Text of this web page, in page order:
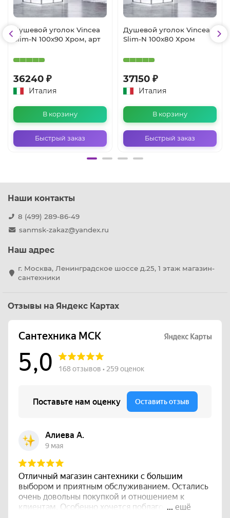
Душевой уголок Vincea
Slim-N 100x90 Хром, арт
36240 ₽
Италия
В корзину
Быстрый заказ
Душевой уголок Vincea
Slim-N 100x80 Хром
37150 ₽
Италия
В корзину
Быстрый заказ
Наши контакты
8 (499) 289-86-49
sanmsk-zakaz@yandex.ru
Наш адрес
г. Москва, Ленинградское шоссе д.25, 1 этаж магазин-
сантехники
Отзывы на Яндекс Картах